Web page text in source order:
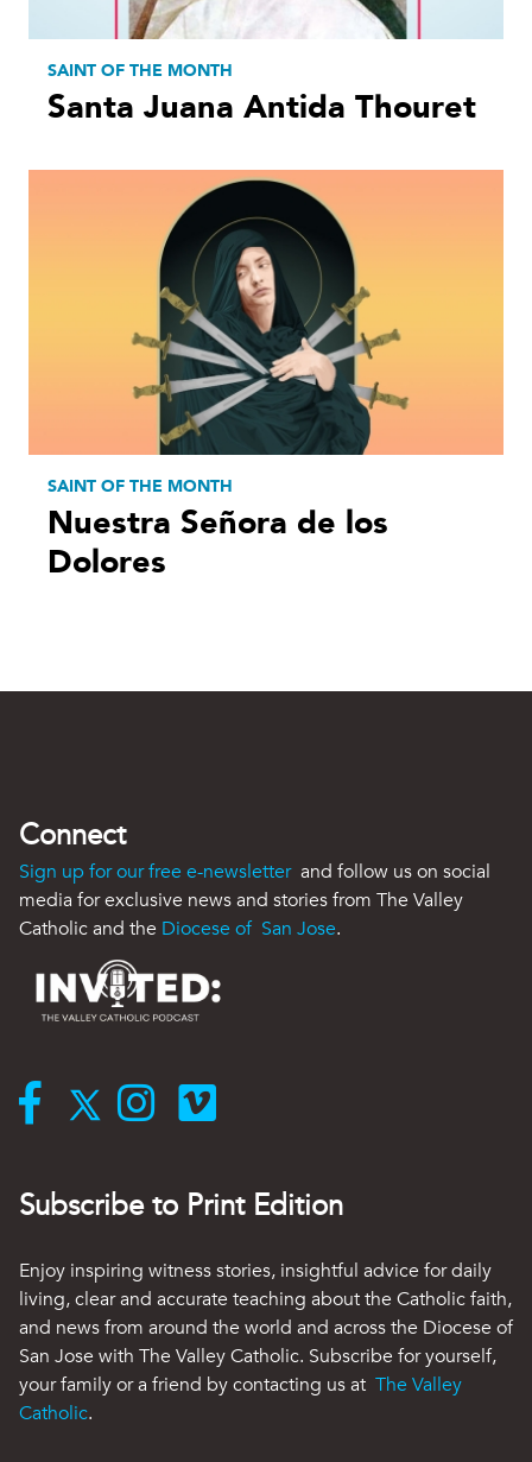
SAINT OF THE MONTH
Santa Juana Antida Thouret
SAINT OF THE MONTH
Nuestra Señora de los
Dolores
Connect
Sign up for our free e-newsletter and follow us on social
media for exclusive news and stories from The Valley
Catholic and the Diocese of San Jose.
Subscribe to Print Edition
Enjoy inspiring witness stories, insightful advice for daily
living, clear and accurate teaching about the Catholic faith,
and news from around the world and across the Diocese of
San Jose with The Valley Catholic. Subscribe for yourself,
your family or a friend by contacting us at The Valley
Catholic.